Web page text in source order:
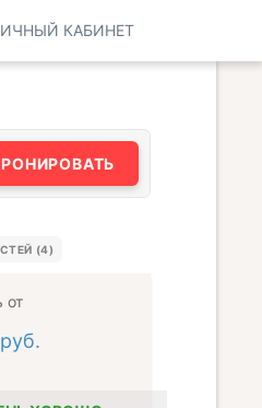
КАБИНЕТ
(4)
от
руб.